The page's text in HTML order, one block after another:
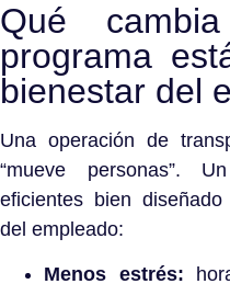
Qué
programa
bienestar del
Una operación de
“mueve personas”.
eficientes bien
del empleado:
Menos estrés: